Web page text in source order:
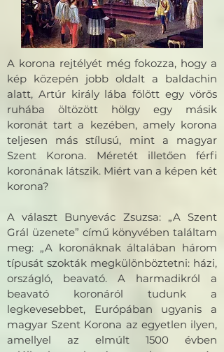
A korona rejtélyét még fokozza, hogy a
kép közepén jobb oldalt a baldachin
alatt, Artúr király lába fölött egy vörös
ruhába öltözött hölgy egy másik
koronát tart a kezében, amely korona
teljesen más stílusú, mint a magyar
Szent Korona. Méretét illetően férfi
koronának látszik. Miért van a képen két
korona?
A választ Bunyevác Zsuzsa: „A Szent
Grál üzenete” című könyvében találtam
meg: „A koronáknak általában három
típusát szokták megkülönböztetni: házi,
országló, beavató. A harmadikról a
beavató koronáról tudunk a
legkevesebbet, Európában ugyanis a
magyar Szent Korona az egyetlen ilyen,
amellyel az elmúlt 1500 évben